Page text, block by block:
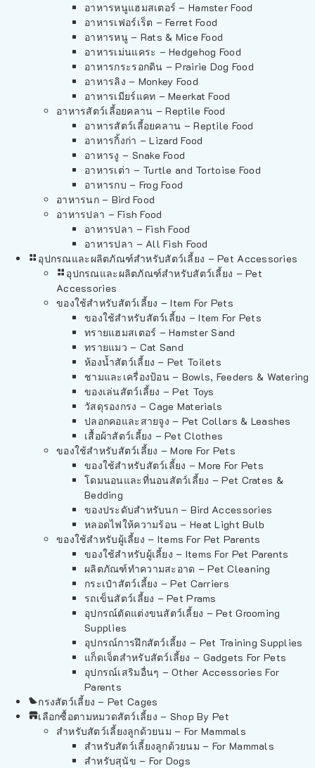
อาหารหนูแฮมสเตอร์ – Hamster Food
อาหารเฟอร์เร็ต – Ferret Food
อาหารหนู – Rats & Mice Food
อาหารเม่นแคระ – Hedgehog Food
อาหารกระรอกดิน – Prairie Dog Food
อาหารลิง – Monkey Food
อาหารเมียร์แคท – Meerkat Food
อาหารสัตว์เลี้อยคลาน – Reptile Food
อาหารสัตว์เลี้อยคลาน – Reptile Food
อาหารกิ้งก่า – Lizard Food
อาหารงู – Snake Food
อาหารเต่า – Turtle and Tortoise Food
อาหารกบ – Frog Food
อาหารนก – Bird Food
อาหารปลา – Fish Food
อาหารปลา – Fish Food
อาหารปลา – All Fish Food
อุปกรณและผลิตภัณฑ์สำหรับสัตว์เลี้ยง – Pet Accessories
อุปกรณและผลิตภัณฑ์สำหรับสัตว์เลี้ยง – Pet
Accessories
ของใช้สำหรับสัตว์เลี้ยง – Item For Pets
ของใช้สำหรับสัตว์เลี้ยง – Item For Pets
ทรายแฮมสเตอร์ – Hamster Sand
ทรายแมว – Cat Sand
ห้องน้ำสัตว์เลี้ยง – Pet Toilets
ชามและเครื่องป้อน – Bowls, Feeders & Watering
ของเล่นสัตว์เลี้ยง – Pet Toys
วัสดุรองกรง – Cage Materials
ปลอกคอและสายจูง – Pet Collars & Leashes
เสื้อผ้าสัตว์เลี้ยง – Pet Clothes
ของใช้สำหรับสัตว์เลี้ยง – More For Pets
ของใช้สำหรับสัตว์เลี้ยง – More For Pets
โดมนอนและที่นอนสัตว์เลี้ยง – Pet Crates &
Bedding
ของประดับสำหรับนก – Bird Accessories
หลอดไฟให้ความร้อน – Heat Light Bulb
ของใช้สำหรับผู้เลี้ยง – Items For Pet Parents
ของใช้สำหรับผู้เลี้ยง – Items For Pet Parents
ผลิตภัณฑ์ทำความสะอาด – Pet Cleaning
กระเป๋าสัตว์เลี้ยง – Pet Carriers
รถเข็นสัตว์เลี้ยง – Pet Prams
อุปกรณ์ตัดแต่งขนสัตว์เลี้ยง – Pet Grooming
Supplies
อุปกรณ์การฝึกสัตว์เลี้ยง – Pet Training Supplies
แก็ดเจ็ตสำหรับสัตว์เลี้ยง – Gadgets For Pets
อุปกรณ์เสริมอื่นๆ – Other Accessories For
Parents
กรงสัตว์เลี้ยง – Pet Cages
เลือกซื้อตามหมวดสัตว์เลี้ยง – Shop By Pet
สำหรับสัตว์เลี้ยงลูกด้วยนม – For Mammals
สำหรับสัตว์เลี้ยงลูกด้วยนม – For Mammals
สำหรับสุนัข – For Dogs